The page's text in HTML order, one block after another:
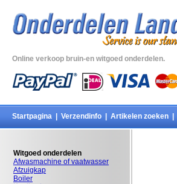
Online verkoop bruin-en witgoed onderdelen.
Startpagina Verzendinfo Artikelen zoeken
Witgoed onderdelen
Afwasmachine of vaatwasser
Afzuigkap
Boiler